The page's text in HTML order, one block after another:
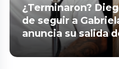
¿Terminaron?
de seguir a
anuncia su salida